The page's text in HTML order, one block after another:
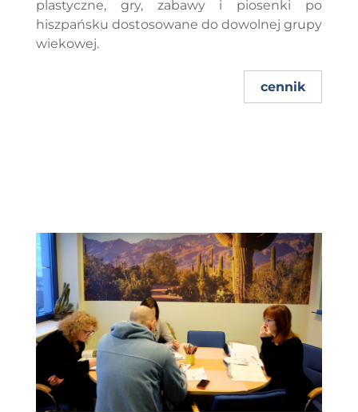
plastyczne, gry, zabawy i piosenki po
hiszpańsku dostosowane do dowolnej grupy
wiekowej.
cennik